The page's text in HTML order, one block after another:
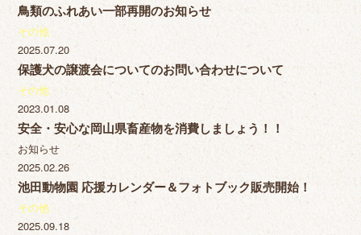
鳥類のふれあい一部再開のお知らせ
その他
2025.07.20
保護犬の譲渡会についてのお問い合わせについて
その他
2023.01.08
安全・安心な岡山県畜産物を消費しましょう！！
お知らせ
2025.02.26
池田動物園 応援カレンダー＆フォトブック販売開始！
その他
2025.09.18